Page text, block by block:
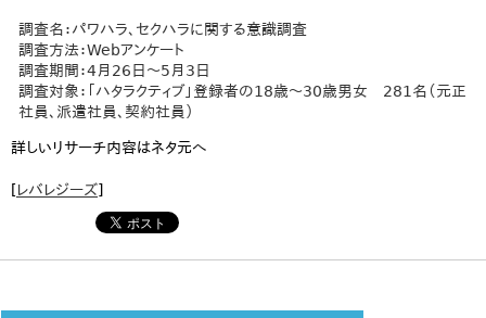
調査名：パワハラ、セクハラに関する意識調査
調査方法：Webアンケート
調査期間：4月26日～5月3日
調査対象：「ハタラクティブ」登録者の18歳～30歳男女 281名（元正
社員、派遣社員、契約社員）
詳しいリサーチ内容はネタ元へ
[レバレジーズ]